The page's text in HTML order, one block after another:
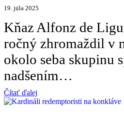
19. júla 2025
Kňaz Alfonz de
ročný zhromaždil v
okolo seba skupinu
nadšením…
Čítať ďalej